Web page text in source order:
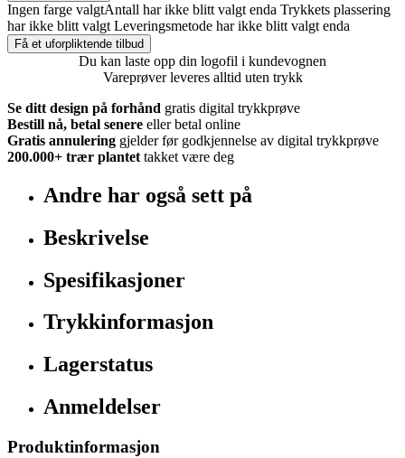
Ingen farge valgtAntall har ikke blitt valgt enda Trykkets plassering
har ikke blitt valgt Leveringsmetode har ikke blitt valgt enda
Få et uforpliktende tilbud
Du kan laste opp din logofil i kundevognen
Vareprøver leveres alltid uten trykk
Se ditt design på forhånd gratis digital trykkprøve
Bestill nå, betal senere eller betal online
Gratis annulering gjelder før godkjennelse av digital trykkprøve
200.000+ trær plantet takket være deg
Andre har også sett på
Beskrivelse
Spesifikasjoner
Trykkinformasjon
Lagerstatus
Anmeldelser
Produktinformasjon